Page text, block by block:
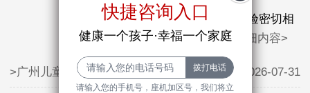
抽动症的治疗效果与医生的临床经验密切相
关。广州天使儿童医院的…….<详细内容>
>广州儿童生长发育方面哪家医院好— 2026-07-31
快捷咨询入口
健康一个孩子·幸福一个家庭
请输入您的手机号，座机加区号，我们将立